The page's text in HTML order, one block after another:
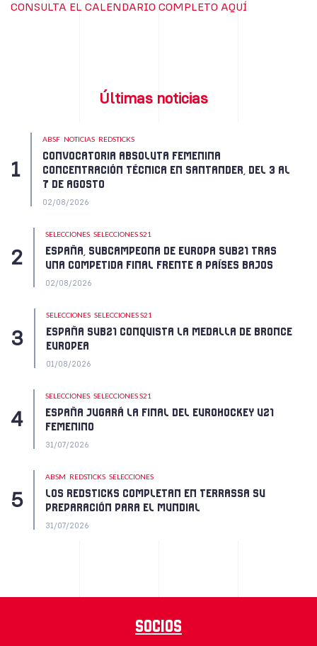
CONSULTA EL CALENDARIO COMPLETO AQUÍ
Últimas noticias
ABSF NOTICIAS REDSTICKS
CONVOCATORIA ABSOLUTA FEMENINA
CONCENTRACIÓN TÉCNICA EN SANTANDER, DEL 3 AL
7 DE AGOSTO
02/08/2026
SELECCIONES SELECCIONES S21
ESPAÑA, SUBCAMPEONA DE EUROPA SUB21 TRAS
UNA COMPETIDA FINAL FRENTE A PAÍSES BAJOS
02/08/2026
SELECCIONES SELECCIONES S21
ESPAÑA SUB21 CONQUISTA LA MEDALLA DE BRONCE
EUROPEA
01/08/2026
SELECCIONES SELECCIONES S21
ESPAÑA JUGARÁ LA FINAL DEL EUROHOCKEY U21
FEMENINO
31/07/2026
ABSM REDSTICKS SELECCIONES
LOS REDSTICKS COMPLETAN EN TERRASSA SU
PREPARACIÓN PARA EL MUNDIAL
31/07/2026
Socios